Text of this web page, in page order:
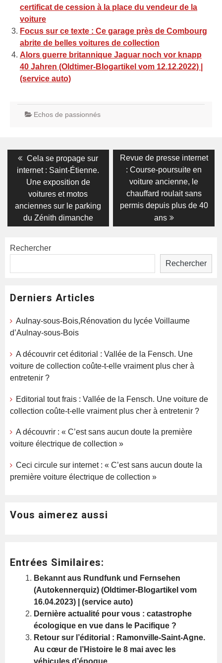
certificat de cession à la place du vendeur de la
voiture
Focus sur ce texte : Ce garage près de Combourg
abrite de belles voitures de collection
Alors guerre britannique Jaguar noch vor knapp
40 Jahren (Oldtimer-Blogartikel vom 12.12.2022) |
(service auto)
Echos de passionnés
Navigation
de
l’article
Previous
post:
Cela se propage sur
internet : Saint-Étienne.
Une exposition de
voitures et motos
anciennes sur le parking
du Zénith dimanche
Next
post:
Revue de presse internet
: Course-poursuite en
voiture ancienne, le
chauffard roulait sans
permis depuis plus de 40
ans
Rechercher
Rechercher
Derniers Articles
Aulnay-sous-Bois,Rénovation du lycée Voillaume
d’Aulnay-sous-Bois
A découvrir cet éditorial : Vallée de la Fensch. Une
voiture de collection coûte-t-elle vraiment plus cher à
entretenir ?
Editorial tout frais : Vallée de la Fensch. Une voiture de
collection coûte-t-elle vraiment plus cher à entretenir ?
A découvrir : « C’est sans aucun doute la première
voiture électrique de collection »
Ceci circule sur internet : « C’est sans aucun doute la
première voiture électrique de collection »
Vous aimerez aussi
Entrées Similaires:
Bekannt aus Rundfunk und Fernsehen
(Autokennerquiz) (Oldtimer-Blogartikel vom
16.04.2023) | (service auto)
Dernière actualité pour vous : catastrophe
écologique en vue dans le Pacifique ?
Retour sur l’éditorial : Ramonville-Saint-Agne.
Au cœur de l’Histoire le 8 mai avec les
véhicules d’époque